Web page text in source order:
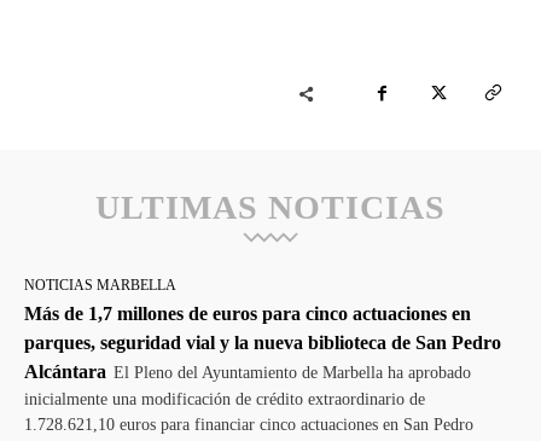
ULTIMAS NOTICIAS
NOTICIAS MARBELLA
Más de 1,7 millones de euros para cinco actuaciones en
parques, seguridad vial y la nueva biblioteca de San Pedro
Alcántara El Pleno del Ayuntamiento de Marbella ha aprobado
inicialmente una modificación de crédito extraordinario de
1.728.621,10 euros para financiar cinco actuaciones en San Pedro